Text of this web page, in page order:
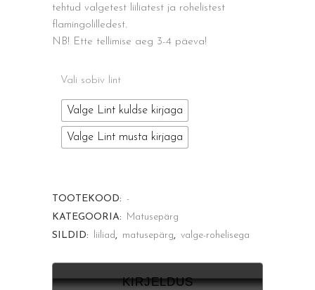
tehtud valgetest liiliatest ja rohelistest
flamingolilledest.
NB! Ette tellimise aeg 3-4 päeva!
Vali sobiv lint
Valge Lint kuldse kirjaga
Valge Lint musta kirjaga
TOOTEKOOD: -
KATEGOORIA: Matusepärg
SILDID: liiliad, matusepärg, valge-rohelisega
KIRJELDUS